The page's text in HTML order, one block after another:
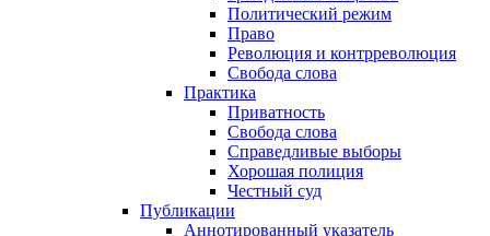
Политический режим
Право
Революция и контрреволюция
Свобода слова
Практика
Приватность
Свобода слова
Справедливые выборы
Хорошая полиция
Честный суд
Публикации
Аннотированный указатель